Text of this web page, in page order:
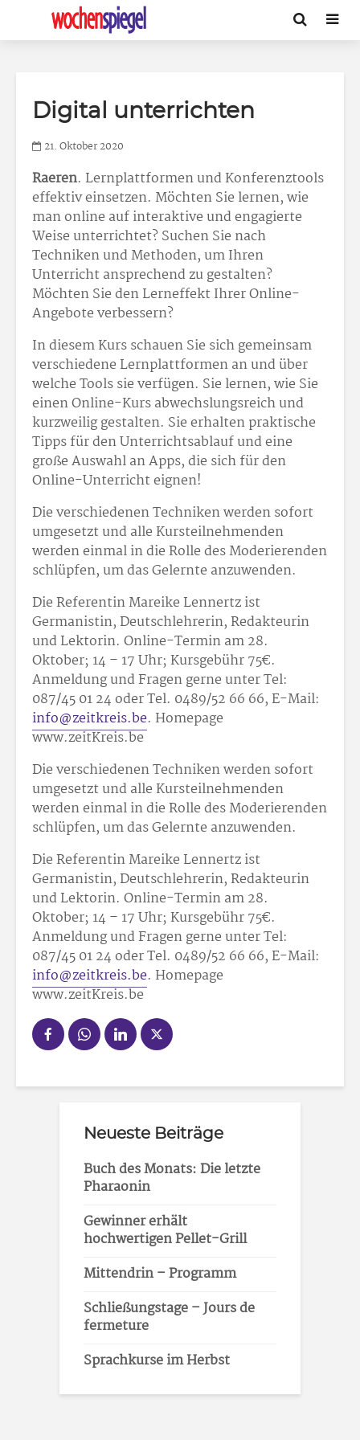
Digital unterrichten
21. Oktober 2020
Raeren. Lernplattformen und Konferenztools
effektiv einsetzen. Möchten Sie lernen, wie
man online auf interaktive und engagierte
Weise unterrichtet? Suchen Sie nach
Techniken und Methoden, um Ihren
Unterricht ansprechend zu gestalten?
Möchten Sie den Lerneffekt Ihrer Online-
Angebote verbessern?
In diesem Kurs schauen Sie sich gemeinsam
verschiedene Lernplattformen an und über
welche Tools sie verfügen. Sie lernen, wie Sie
einen Online-Kurs abwechslungsreich und
kurzweilig gestalten. Sie erhalten praktische
Tipps für den Unterrichtsablauf und eine
große Auswahl an Apps, die sich für den
Online-Unterricht eignen!
Die verschiedenen Techniken werden sofort
umgesetzt und alle Kursteilnehmenden
werden einmal in die Rolle des Moderierenden
schlüpfen, um das Gelernte anzuwenden.
Die Referentin Mareike Lennertz ist
Germanistin, Deutschlehrerin, Redakteurin
und Lektorin. Online-Termin am 28.
Oktober; 14 – 17 Uhr; Kursgebühr 75€.
Anmeldung und Fragen gerne unter Tel:
087/45 01 24 oder Tel. 0489/52 66 66, E-Mail:
info@zeitkreis.be. Homepage
www.zeitKreis.be
Die verschiedenen Techniken werden sofort
umgesetzt und alle Kursteilnehmenden
werden einmal in die Rolle des Moderierenden
schlüpfen, um das Gelernte anzuwenden.
Die Referentin Mareike Lennertz ist
Germanistin, Deutschlehrerin, Redakteurin
und Lektorin. Online-Termin am 28.
Oktober; 14 – 17 Uhr; Kursgebühr 75€.
Anmeldung und Fragen gerne unter Tel:
087/45 01 24 oder Tel. 0489/52 66 66, E-Mail:
info@zeitkreis.be. Homepage
www.zeitKreis.be
Neueste Beiträge
Buch des Monats: Die letzte
Pharaonin
Gewinner erhält
hochwertigen Pellet-Grill
Mittendrin – Programm
Schließungstage – Jours de
fermeture
Sprachkurse im Herbst